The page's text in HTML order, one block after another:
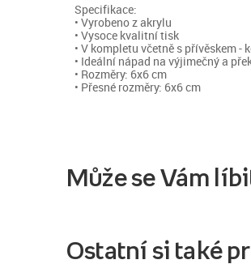
Specifikace:
• Vyrobeno z akrylu
• Vysoce kvalitní tisk
• V kompletu včetně s přívěskem -
• Ideální nápad na výjimečný a
• Rozměry: 6x6 cm
• Přesné rozměry: 6x6 cm
Může se Vám
Ostatní si také